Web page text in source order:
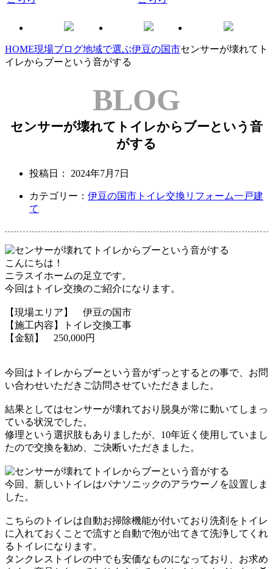
HOME現場ブログ地域で選ぶ伊豆の国市センサーが壊れてト
イレからブーという音がする
BLOG
センサーが壊れてトイレからブーという音
がする
投稿日： 2024年7月7日
カテゴリー： 伊豆の国市 トイレ交換リフォーム一戸建
て
こんにちは！
ニラスイホームの足立です。
今回はトイレ交換のご紹介になります。
【現場エリア】 伊豆の国市
【施工内容】トイレ交換工事
【金額】 250,000円
今回はトイレからブーという音がずっとするとの事で、 お問
い合わせいただきご訪問させていただきました。
結果としてはセンサーが壊れており脱臭が常に動いてしまっ
ている状況でした。
修理という選択肢もありましたが、10年近く使用していまし
たので交換を勧め、ご決断いただきました。
今回、新しいトイレはパナソニックのアラウーノを設置しま
した。
こちらのトイレは自動お掃除機能が付いており洗剤を トイレ
に入れておくことで流すと自動で泡が出てきて洗浄してくれ
るトイレになります。
タンクレストイレの中でも安価なものになっており、 お求め